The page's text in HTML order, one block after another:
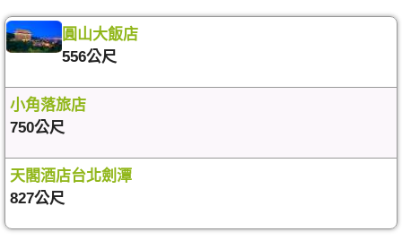
圓山大飯店
556公尺
小角落旅店
750公尺
天閣酒店台北劍潭
827公尺